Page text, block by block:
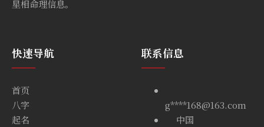
星相命理信息。
快速导航
首页
八字
起名
联系信息
g****168@163.com
中国